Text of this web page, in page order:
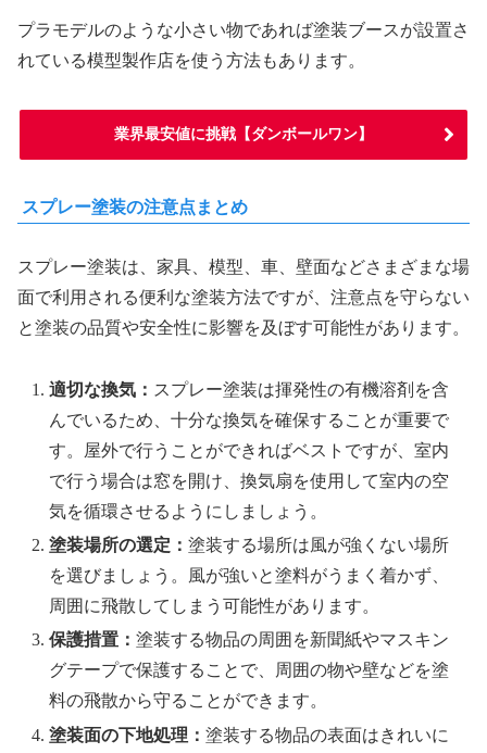
プラモデルのような小さい物であれば塗装ブースが設置さ
れている模型製作店を使う方法もあります。
業界最安値に挑戦【ダンボールワン】
スプレー塗装の注意点まとめ
スプレー塗装は、家具、模型、車、壁面などさまざまな場
面で利用される便利な塗装方法ですが、注意点を守らない
と塗装の品質や安全性に影響を及ぼす可能性があります。
適切な換気： スプレー塗装は揮発性の有機溶剤を含
んでいるため、十分な換気を確保することが重要で
す。屋外で行うことができればベストですが、室内
で行う場合は窓を開け、換気扇を使用して室内の空
気を循環させるようにしましょう。
塗装場所の選定：塗装する場所は風が強くない場所
を選びましょう。風が強いと塗料がうまく着かず、
周囲に飛散してしまう可能性があります。
保護措置：塗装する物品の周囲を新聞紙やマスキン
グテープで保護することで、周囲の物や壁などを塗
料の飛散から守ることができます。
塗装面の下地処理：塗装する物品の表面はきれいに